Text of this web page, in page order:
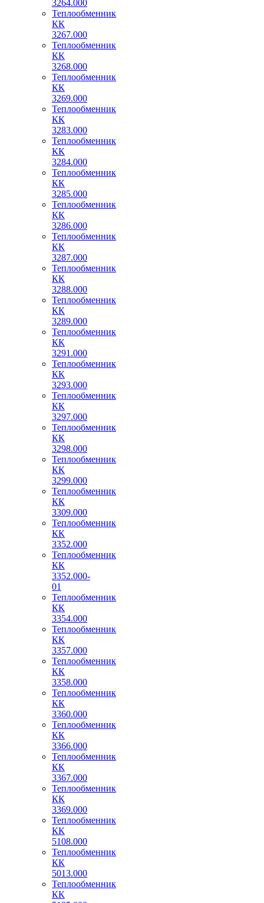
3264.000
Теплообменник
КК
3267.000
Теплообменник
КК
3268.000
Теплообменник
КК
3269.000
Теплообменник
КК
3283.000
Теплообменник
КК
3284.000
Теплообменник
КК
3285.000
Теплообменник
КК
3286.000
Теплообменник
КК
3287.000
Теплообменник
КК
3288.000
Теплообменник
КК
3289.000
Теплообменник
КК
3291.000
Теплообменник
КК
3293.000
Теплообменник
КК
3297.000
Теплообменник
КК
3298.000
Теплообменник
КК
3299.000
Теплообменник
КК
3309.000
Теплообменник
КК
3352.000
Теплообменник
КК
3352.000-
01
Теплообменник
КК
3354.000
Теплообменник
КК
3357.000
Теплообменник
КК
3358.000
Теплообменник
КК
3360.000
Теплообменник
КК
3366.000
Теплообменник
КК
3367.000
Теплообменник
КК
3369.000
Теплообменник
КК
5108.000
Теплообменник
КК
5013.000
Теплообменник
КК